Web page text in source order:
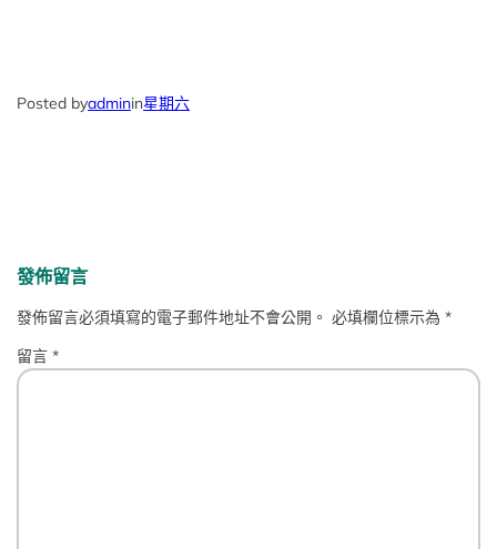
Posted byadminin星期六
發佈留言
發佈留言必須填寫的電子郵件地址不會公開。 必填欄位標示為*
留言*